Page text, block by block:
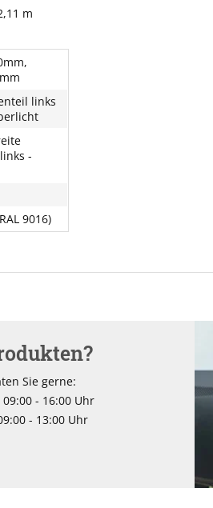
m
links
-
9016)
Sie gerne:
09:00 - 16:00 Uhr
- 13:00 Uhr